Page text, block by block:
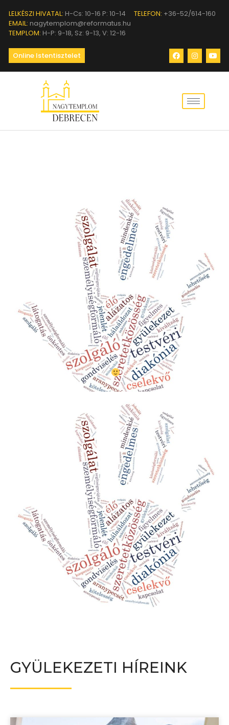
LELKÉSZI HIVATAL: H-Cs: 10-16 P: 10-14 TELEFON: +36-52/614-160
EMAIL: nagytemplom@reformatus.hu
TEMPLOM: H-P: 9-18, Sz: 9-13, V: 12-16
Online Istentisztelet
GYÜLEKEZETI HÍREINK